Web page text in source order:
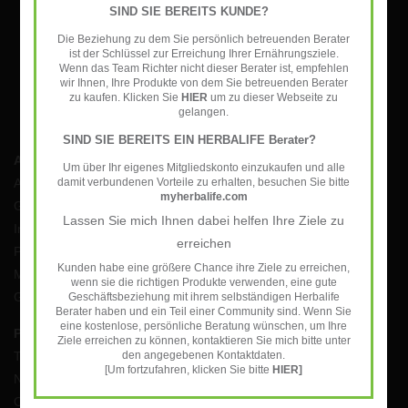
Herbalife - Energía, Deporte y
Nuestra recomendación para la
generación 50+
Atención al cliente
Aviso Legal
General terms and conditions
Instructions on cancellation
Métodos de pago
Gastos de envío y devoluciones
Productos
Todos los productos
Nuevos productos
Ofertas
Mi cuenta
Registrarse
Mis tickets
SIND SIE BEREITS KUNDE?
Die Beziehung zu dem Sie persönlich betreuenden Berater
ist der Schlüssel zur Erreichung Ihrer Ernährungsziele.
Wenn das Team Richter nicht dieser Berater ist, empfehlen
wir Ihnen, Ihre Produkte von dem Sie betreuenden Berater
zu kaufen. Klicken SieHIER um zu dieser Webseite zu
gelangen.
SIND SIE BEREITS EIN HERBALIFE Berater?
Um über Ihr eigenes Mitgliedskonto einzukaufen und alle
damit verbundenen Vorteile zu erhalten, besuchen Sie bitte
myherbalife.com
Lassen Sie mich Ihnen dabei helfen Ihre Ziele zu
erreichen
Kunden habe eine größere Chance ihre Ziele zu erreichen,
wenn sie die richtigen Produkte verwenden, eine gute
Geschäftsbeziehung mit ihrem selbständigen Herbalife
Berater haben und ein Teil einer Community sind. Wenn Sie
eine kostenlose, persönliche Beratung wünschen, um Ihre
Ziele erreichen zu können, kontaktieren Sie mich bitte unter
den angegebenen Kontaktdaten.
[Um fortzufahren, klicken Sie bitte HIER]